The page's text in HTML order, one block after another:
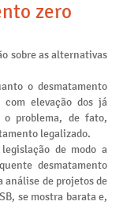
zero
sobre as alternativas
o desmatamento
elevação dos já
o problema, de fato,
legalizado.
de modo a
desmatamento
análise de projetos de
se mostra barata e,